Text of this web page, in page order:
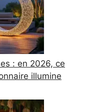
: en 2026, ce
illumine